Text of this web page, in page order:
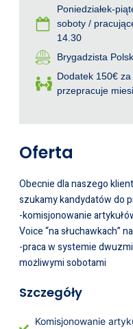
Poniedziałek-
soboty /
14.30
Brygadzista
Dodatek 150€
przepracuje
Oferta
Obecnie dla naszego
szukamy kandydatów do
-komisjonowanie
Voice “na słuchawkach” na
-praca w systemie
możliwymi sobotami
Szczegóły
Komisjonowanie